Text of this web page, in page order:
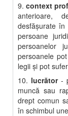
9.context
anterioare,
desfăşurate în
persoane
persoanelor
persoanele
legii şi pot
10. lucrător-
muncă sau
drept comun
în schimbul